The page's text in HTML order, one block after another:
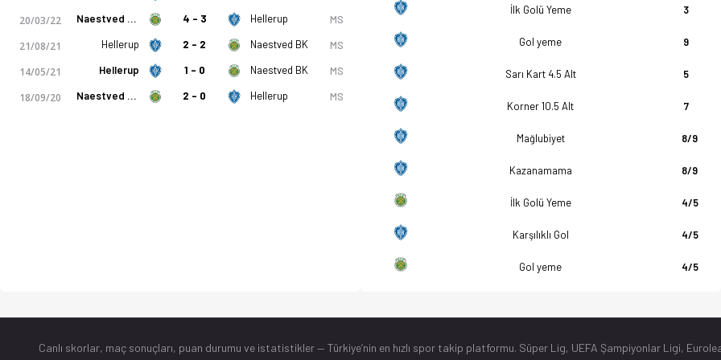
20/03/22 Naestved BK 4 - 3 Hellerup MS
21/08/21 Hellerup 2 - 2 Naestved BK MS
14/05/21 Hellerup 1 - 0 Naestved BK MS
18/09/20 Naestved BK 2 - 0 Hellerup MS
İlk Golü Yeme 3
Gol yeme 9
Sarı Kart 4.5 Alt 5
Korner 10.5 Alt 7
Mağlubiyet 8/9
Kazanamama 8/9
İlk Golü Yeme 4/5
Karşılıklı Gol 4/5
Gol yeme 4/5
Canlı skorlar, maç sonuçları, puan durumu ve istatistikler — Türkiye’nin en hızlı spor takip platformu. Süper Lig, UEFA Şampiyonlar Ligi,